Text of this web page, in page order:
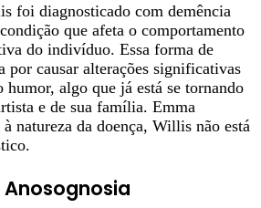
foi diagnosticado com demência
que afeta o comportamento
do indivíduo. Essa forma de
por causar alterações significativas
humor, algo que já está se tornando
e de sua família. Emma
natureza da doença, Willis não está